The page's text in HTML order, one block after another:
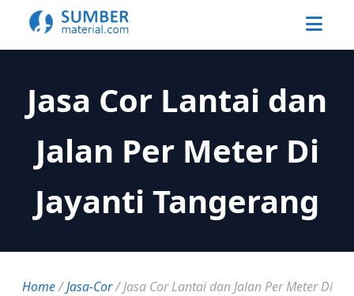
Jasa Cor Lantai dan
Jalan Per Meter Di
Jayanti Tangerang
Home/Jasa-Cor/Jasa Cor Lantai dan Jalan Per Meter Di